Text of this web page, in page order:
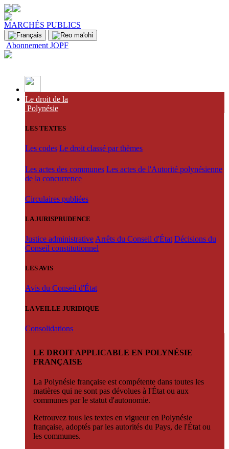
MARCHÉS PUBLICS
Abonnement JOPF
Le droit de la
Polynésie
LES TEXTES
Les codes Le droit classé par thèmes
Les actes des communes Les actes de l'Autorité polynésienne
de la concurrence
Circulaires publiées
LA JURISPRUDENCE
Justice administrative Arrêts du Conseil d'État Décisions du
Conseil constitutionnel
LES AVIS
Avis du Conseil d'État
LA VEILLE JURIDIQUE
Consolidations
LE DROIT APPLICABLE EN POLYNÉSIE
FRANÇAISE
La Polynésie française est compétente dans toutes les
matières qui ne sont pas dévolues à l'État ou aux
communes par le statut d'autonomie.
Retrouvez tous les textes en vigueur en Polynésie
française, adoptés par les autorités du Pays, de l'État ou
les communes.